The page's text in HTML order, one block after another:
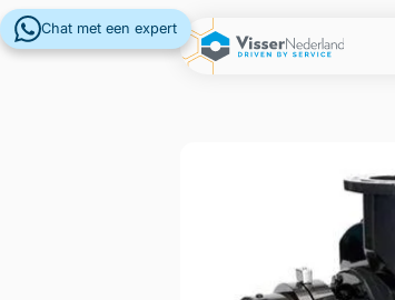
Chat met een expert